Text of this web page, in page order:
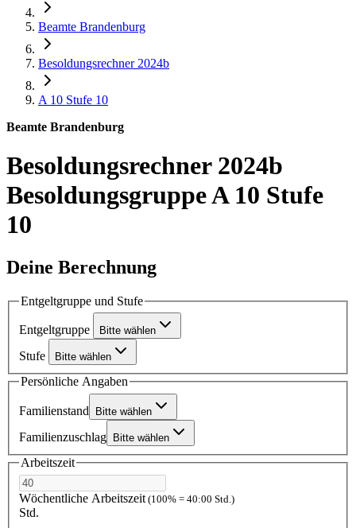
Beamte Brandenburg
Besoldungsrechner 2024b
A 10 Stufe 10
Beamte Brandenburg
Besoldungsrechner 2024b
Besoldungsgruppe A 10 Stufe
10
Deine Berechnung
Entgeltgruppe und Stufe
Entgeltgruppe Bitte wählen
Stufe Bitte wählen
Persönliche Angaben
Familienstand Bitte wählen
Familienzuschlag Bitte wählen
Arbeitszeit
Wöchentliche Arbeitszeit (100% = 40:00 Std.)
Std.